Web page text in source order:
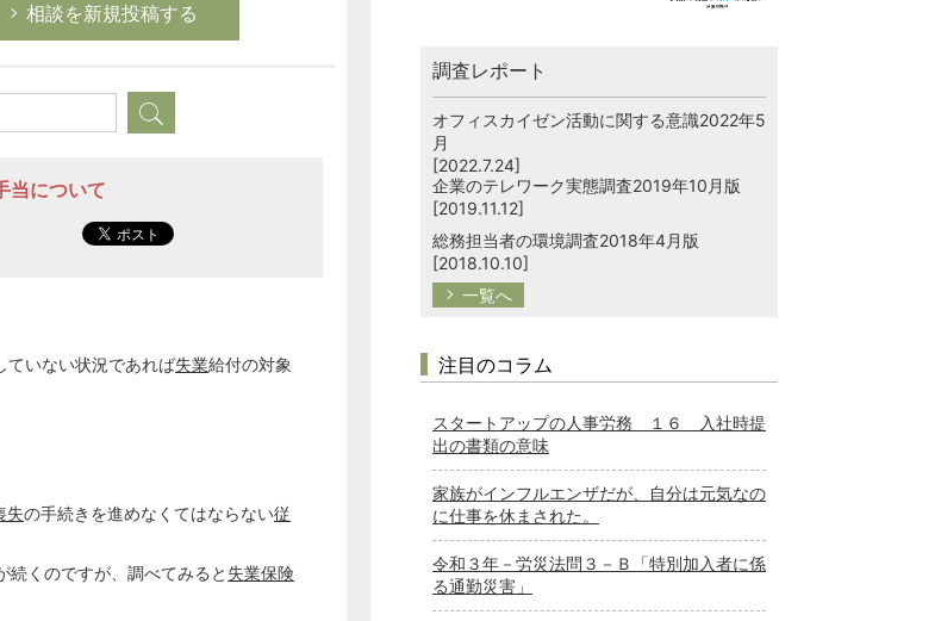
相談を新規投稿する
当について
ていない状況であれば失業給付の対象
失の手続きを進めなくてはならない従
続くのですが、調べてみると 失業保険
調査レポート
オフィスカイゼン活動に関する意識2022年5
月
[2022.7.24]
企業のテレワーク実態調査2019年10月版
[2019.11.12]
総務担当者の環境調査2018年4月版
[2018.10.10]
一覧へ
注目のコラム
スタートアップの人事労務 １６ 入社時提
出の書類の意味
家族がインフルエンザだが、自分は元気なの
に仕事を休まされた。
令和３年－労災法問３－Ｂ「特別加入者に係
る通勤災害」